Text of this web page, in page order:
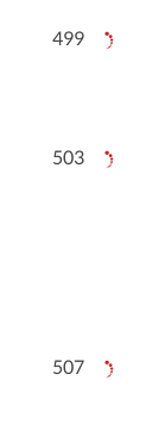
499
503
507